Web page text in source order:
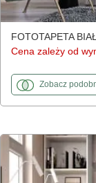
FOTOTAPETA
Cena zależy od
Zobacz